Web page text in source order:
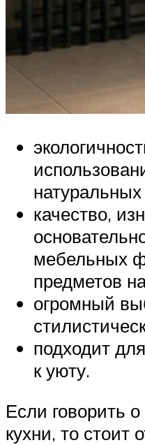
качество,
мебельных
предметов
огромный
подходит
к уюту.
Если говорить о
кухни, то стоит